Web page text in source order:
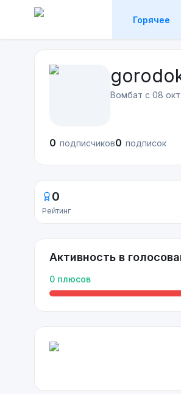
Горячее
Вомбат с 08
0 подписчиков0 подписок
0
Рейтинг
Активность в
0 плюсов